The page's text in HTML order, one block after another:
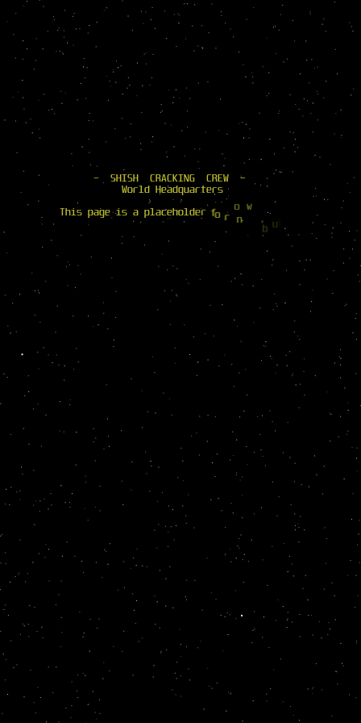
- SHISH C RAC KING C REW
-
World Headquarters
T his page is a placeholder fo r n
o w
b u t
i
f